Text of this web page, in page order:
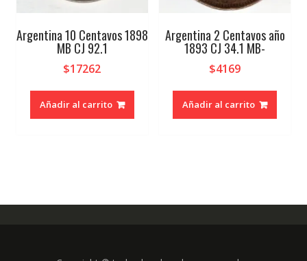
Argentina 10 Centavos 1898
MB CJ 92.1
$17262
Añadir al carrito
Argentina 2 Centavos año
1893 CJ 34.1 MB-
$4169
Añadir al carrito